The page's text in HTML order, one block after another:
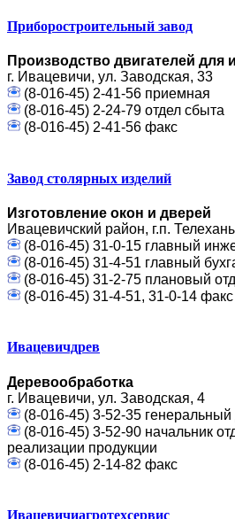
Приборостроительный завод
Производство двигателей для
г. Ивацевичи, ул. Заводская, 33
(8-016-45) 2-41-56 приемная
(8-016-45) 2-24-79 отдел сбыта
(8-016-45) 2-41-56 факс
Завод столярных изделий
Изготовление окон и дверей
Ивацевичский район, г.п.
(8-016-45) 31-0-15 главный
(8-016-45) 31-4-51 главный
(8-016-45) 31-2-75 плановый
(8-016-45) 31-4-51, 31-0-14 факс
Ивацевичдрев
Деревообработка
г. Ивацевичи, ул. Заводская, 4
(8-016-45) 3-52-35
(8-016-45) 3-52-90 начальник
реализации продукции
(8-016-45) 2-14-82 факс
Ивацевичиагротехсервис